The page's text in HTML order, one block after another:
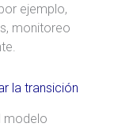
ejemplo,
monitoreo
la transición
modelo